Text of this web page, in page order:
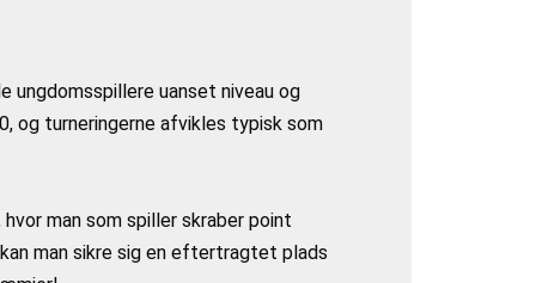
ungdomsspillere uanset niveau og
og turneringerne afvikles typisk som
man som spiller skraber point
man sikre sig en eftertragtet plads